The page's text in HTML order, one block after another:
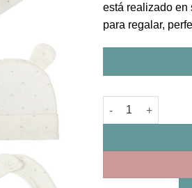
está realizado en
para regalar,
Set Nacimiento